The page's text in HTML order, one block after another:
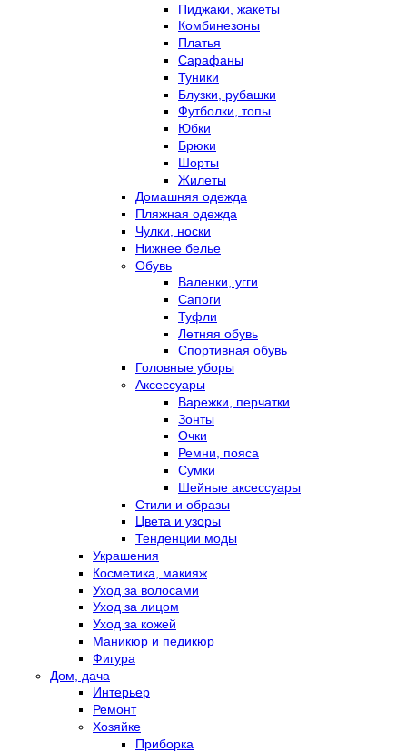
Пиджаки, жакеты
Комбинезоны
Платья
Сарафаны
Туники
Блузки, рубашки
Футболки, топы
Юбки
Брюки
Шорты
Жилеты
Домашняя одежда
Пляжная одежда
Чулки, носки
Нижнее белье
Обувь
Валенки, угги
Сапоги
Туфли
Летняя обувь
Спортивная обувь
Головные уборы
Аксессуары
Варежки, перчатки
Зонты
Очки
Ремни, пояса
Сумки
Шейные аксессуары
Стили и образы
Цвета и узоры
Тенденции моды
Украшения
Косметика, макияж
Уход за волосами
Уход за лицом
Уход за кожей
Маникюр и педикюр
Фигура
Дом, дача
Интерьер
Ремонт
Хозяйке
Приборка